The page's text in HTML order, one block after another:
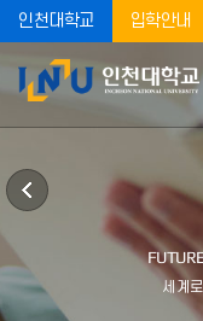
인천대학교 입학안내